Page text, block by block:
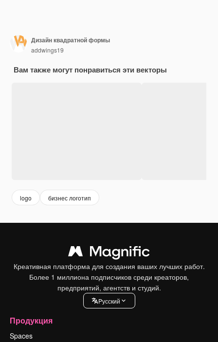
Дизайн квадратной формы
addwings19
Вам также могут понравиться эти векторы
logo бизнес логотип
Креативная платформа для создания ваших лучших работ.
Более 1 миллиона подписчиков среди креаторов,
предприятий, агентств и студий.
Pусский
Продукция
Spaces